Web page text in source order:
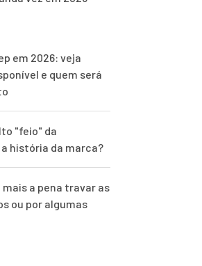
em 2026: veja
e quem será
"feio" da
história da marca?
mais a pena travar as
ou por algumas